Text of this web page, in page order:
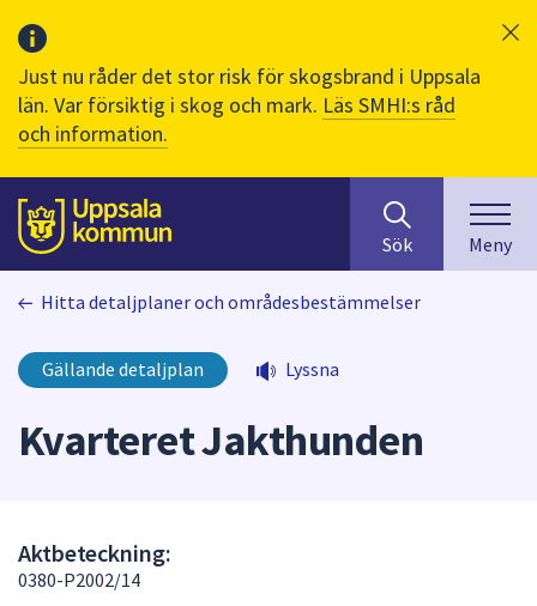
Just nu råder det stor risk för skogsbrand i Uppsala
län. Var försiktig i skog och mark. Läs SMHI:s råd
och information.
Till sidans
huvudinnehåll
efter
innehåll
på
webbplatsen.
skriva
i
Sök Meny
Hitta detaljplaner och områdesbestämmelser
Gällande detaljplan Lyssna
Kvarteret Jakthunden
Aktbeteckning:
0380-P2002/14